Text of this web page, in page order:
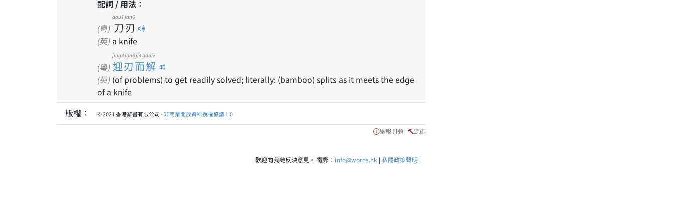
配詞 / 用法：
(粵) 刀
dou1
刃
jan6
(英) a knife
(粵) 迎刃而解
jing4 jan6 ji4 gaai2
(英) (of problems) to get readily solved; literally: (bamboo) splits as it meets the edge
of a knife
版權：
© 2021 香港辭書有限公司 -非商業開放資料授權協議 1.0
舉報問題 源碼
歡迎向我哋反映意見。 電郵： info@words.hk | 私隱政策聲明